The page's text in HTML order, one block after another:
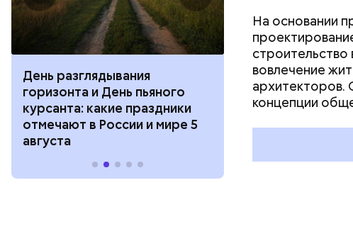
День разглядывания
горизонта и День пьяного
курсанта: какие праздники
отмечают в России и мире 5
августа
День качания на
День
праздники
и мире 4 августа
На основании
вовлечение
архитекторов.
концепции